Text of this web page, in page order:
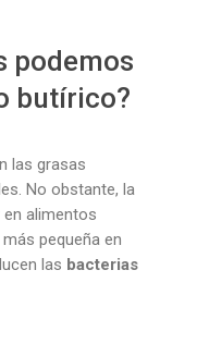
podemos
butírico?
las grasas
No obstante, la
alimentos
pequeña en
las bacterias